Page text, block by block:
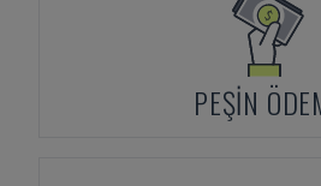
PEŞIN